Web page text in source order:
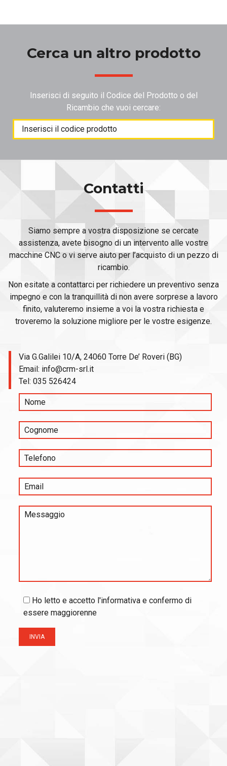
Cerca un altro prodotto
Inserisci di seguito il Codice del Prodotto o del
Ricambio che vuoi cercare:
Products
search
Contatti
Siamo sempre a vostra disposizione se cercate
assistenza, avete bisogno di un intervento alle vostre
macchine CNC o vi serve aiuto per l’acquisto di un pezzo di
ricambio.
Non esitate a contattarci per richiedere un preventivo senza
impegno e con la tranquillità di non avere sorprese a lavoro
finito, valuteremo insieme a voi la vostra richiesta e
troveremo la soluzione migliore per le vostre esigenze.
Via G.Galilei 10/A, 24060 Torre De’ Roveri (BG)
Email: info@crm-srl.it
Tel:035 526424
Ho letto e accetto l'informativa e confermo di
essere maggiorenne